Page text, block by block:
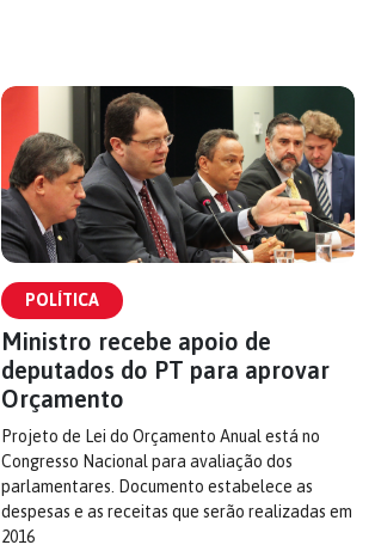
POLÍTICA
Ministro recebe apoio de
deputados do PT para aprovar
Orçamento
Projeto de Lei do Orçamento Anual está no
Congresso Nacional para avaliação dos
parlamentares. Documento estabelece as
despesas e as receitas que serão realizadas em
2016